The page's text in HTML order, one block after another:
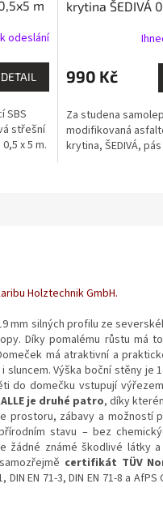
m
odeslání
DETAIL
SBS
střešní
x 5 m.
krytina ŠEDIVÁ
990 Kč
Za studena
modifikovaná
krytina, ŠEDIVÁ,
Holztechnik GmbH.
mm silných profilu ze
Díky pomalému růstu má
má atraktivní a
Výška boční stěny je
do domečku vstupují
je druhé patro, díky
prostoru, zábavy a možností
stavu – bez
žádné známé škodlivé látky
certifikát TÜV
DIN EN 71-3, DIN EN 71-8 a AfPS